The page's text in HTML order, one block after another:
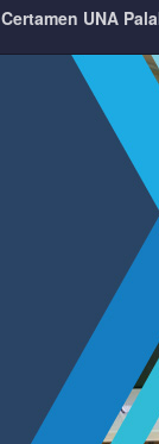
Certamen UNA